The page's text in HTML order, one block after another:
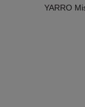
YARRO